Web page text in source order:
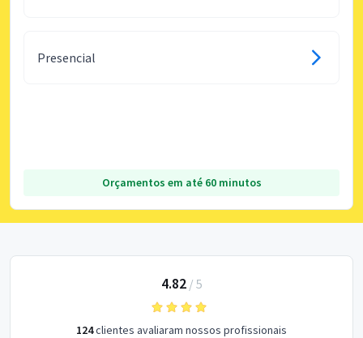
Presencial
Orçamentos em até 60 minutos
4.82/ 5
124clientes avaliaram nossos profissionais